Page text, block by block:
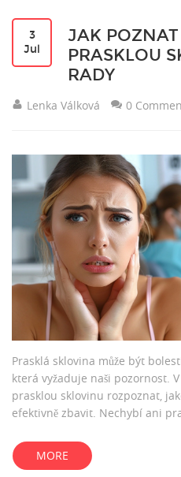
3
Jul
JAK POZNAT
PRASKLOU
RADY
Lenka Válková 0
Prasklá sklovina může být
která vyžaduje naši pozornost.
prasklou sklovinu rozpoznat,
efektivně zbavit. Nechybí ani
MORE